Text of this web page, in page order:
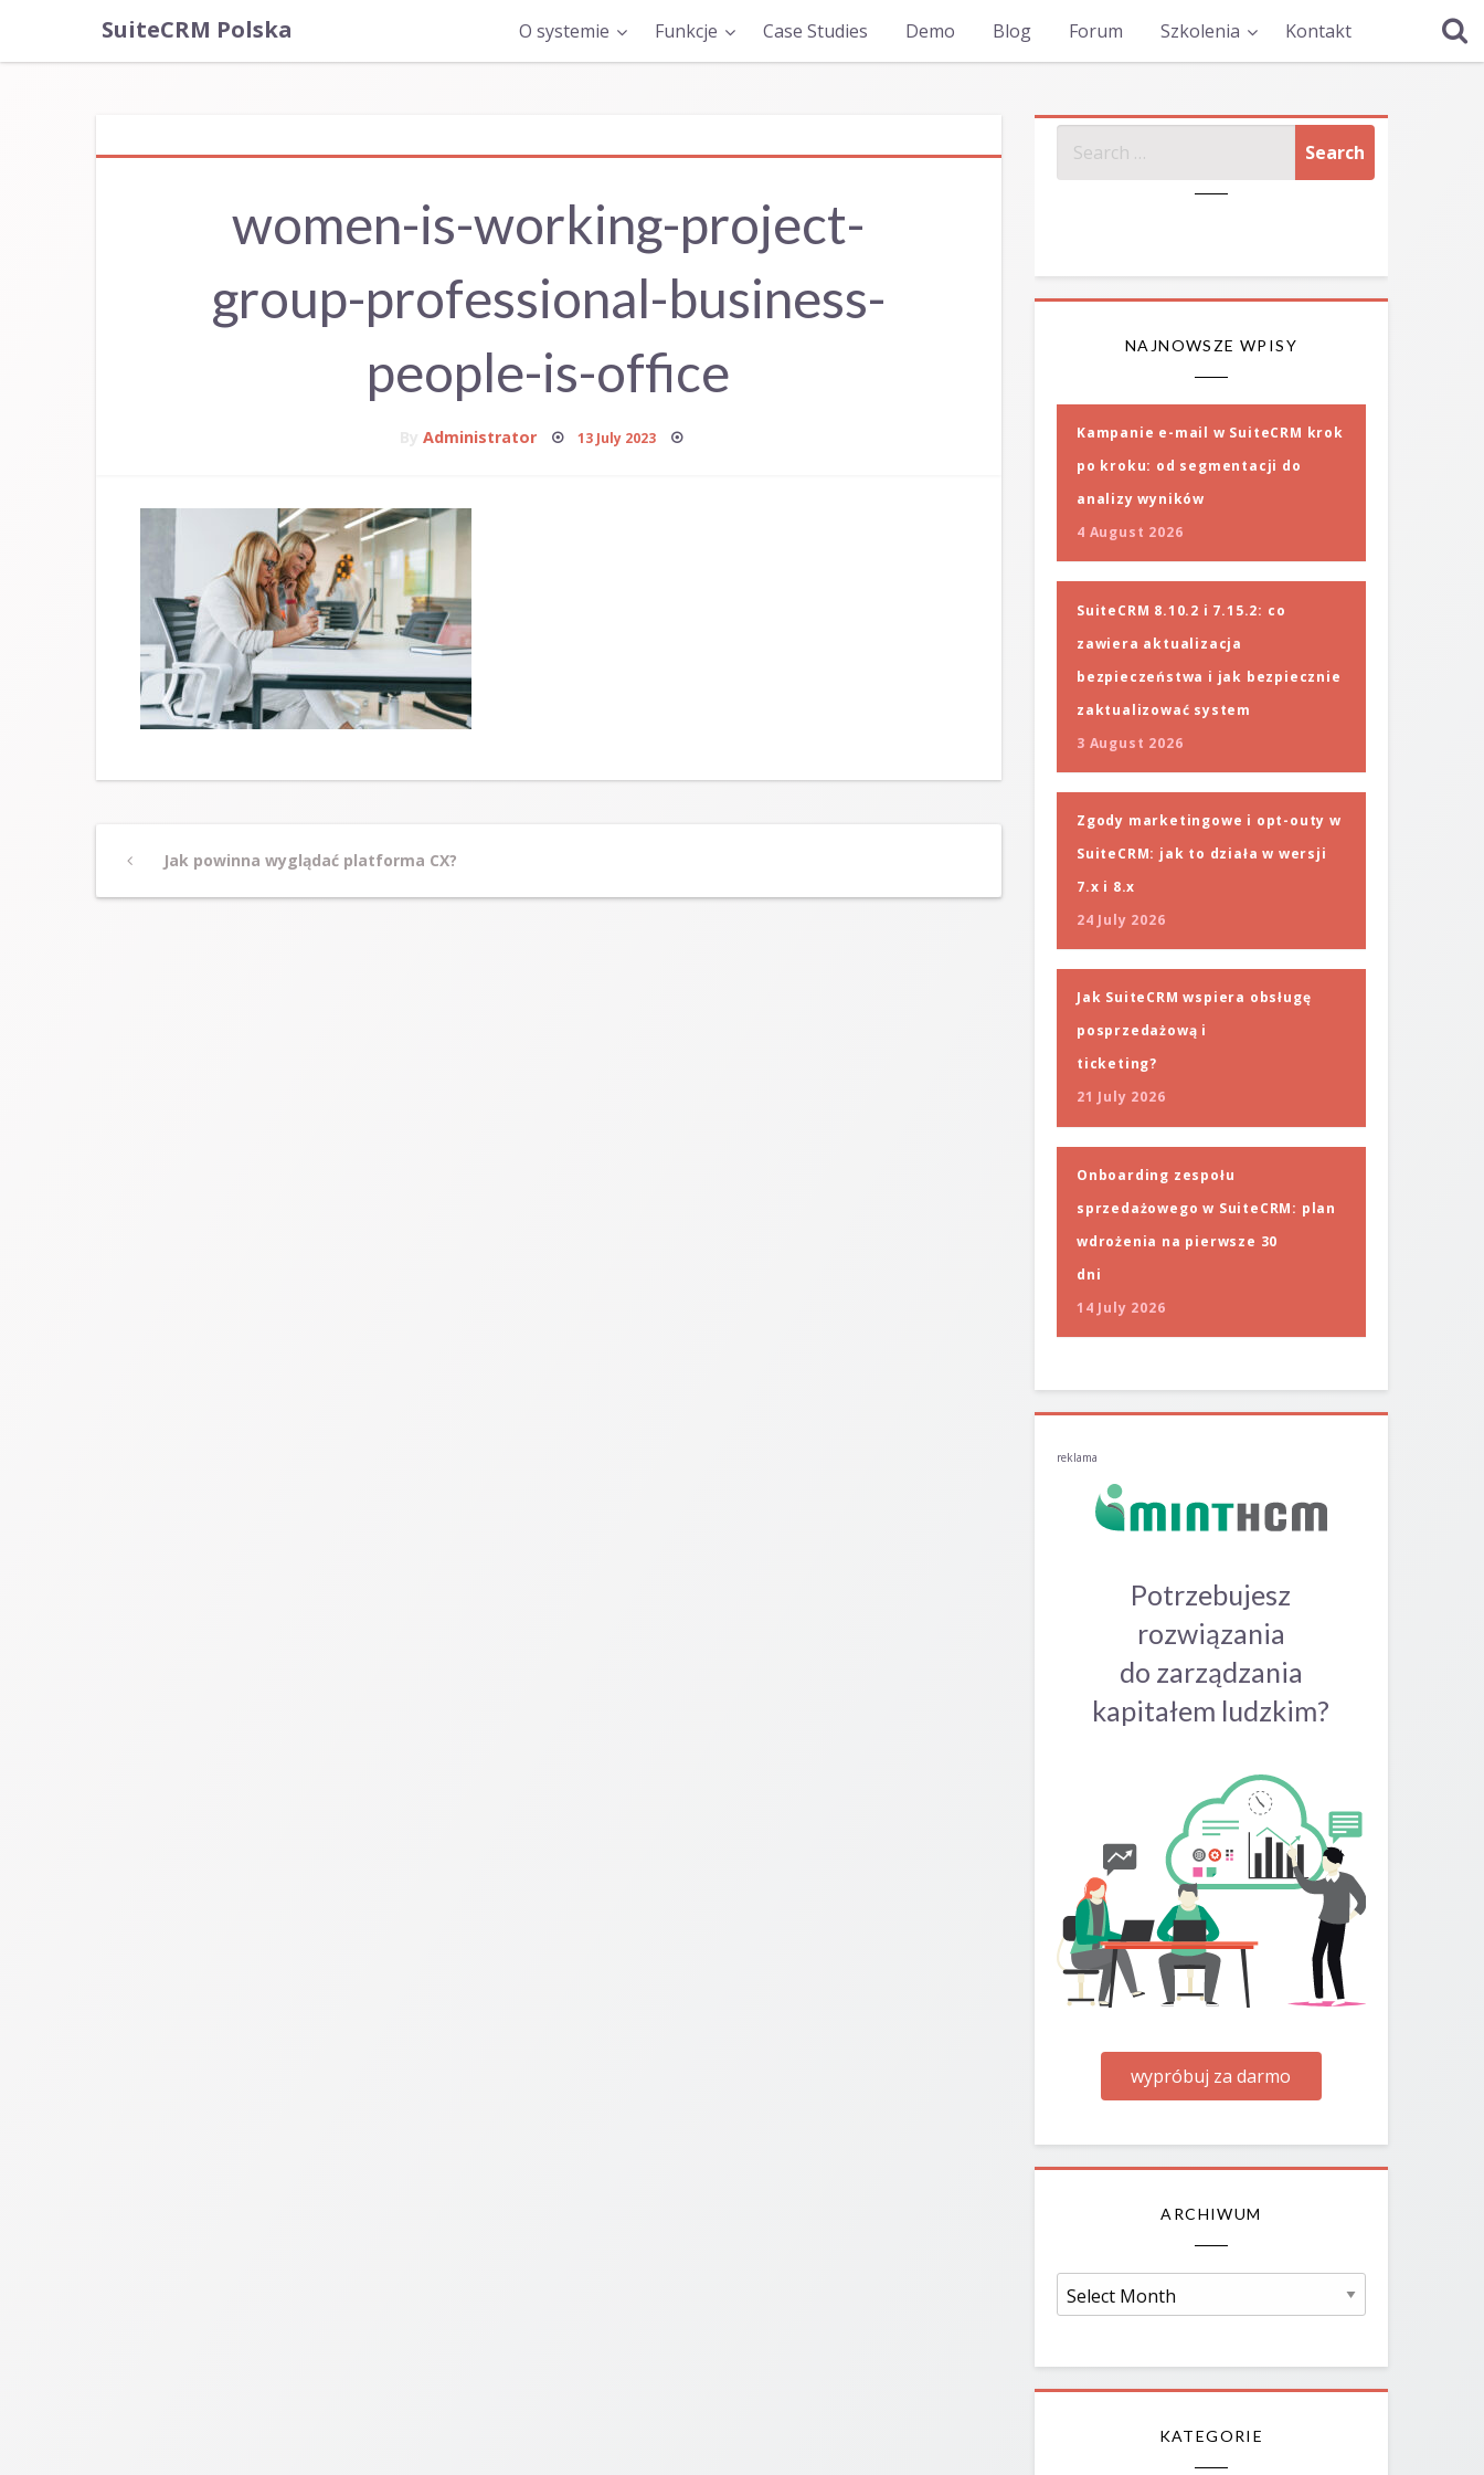
SuiteCRM Polska O systemie Funkcje Case Studies Demo Blog Forum Szkolenia Kontakt
women-is-working-project-
group-professional-business-
people-is-office
ByAdministrator Posted
on
13 July 2023
Post
navigation
PreviousJak powinna wyglądać platforma CX?
NAJNOWSZE WPISY
Kampanie e-mail w SuiteCRM krok
po kroku: od segmentacji do
analizy wyników
4 August 2026
SuiteCRM 8.10.2 i 7.15.2: co
zawiera aktualizacja
bezpieczeństwa i jak bezpiecznie
zaktualizować system
3 August 2026
Zgody marketingowe i opt-outy w
SuiteCRM: jak to działa w wersji
7.x i 8.x
24 July 2026
Jak SuiteCRM wspiera obsługę
posprzedażową i
ticketing?
21 July 2026
Onboarding zespołu
sprzedażowego w SuiteCRM: plan
wdrożenia na pierwsze 30
dni
14 July 2026
reklama
Potrzebujesz
rozwiązania
do zarządzania
kapitałem ludzkim?
wypróbuj za darmo
ARCHIWUM
Archiwum
KATEGORIE